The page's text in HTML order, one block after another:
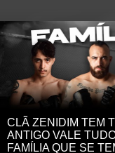
CLÃ ZENIDIM TEM
ANTIGO VALE
FAMÍLIA QUE SE